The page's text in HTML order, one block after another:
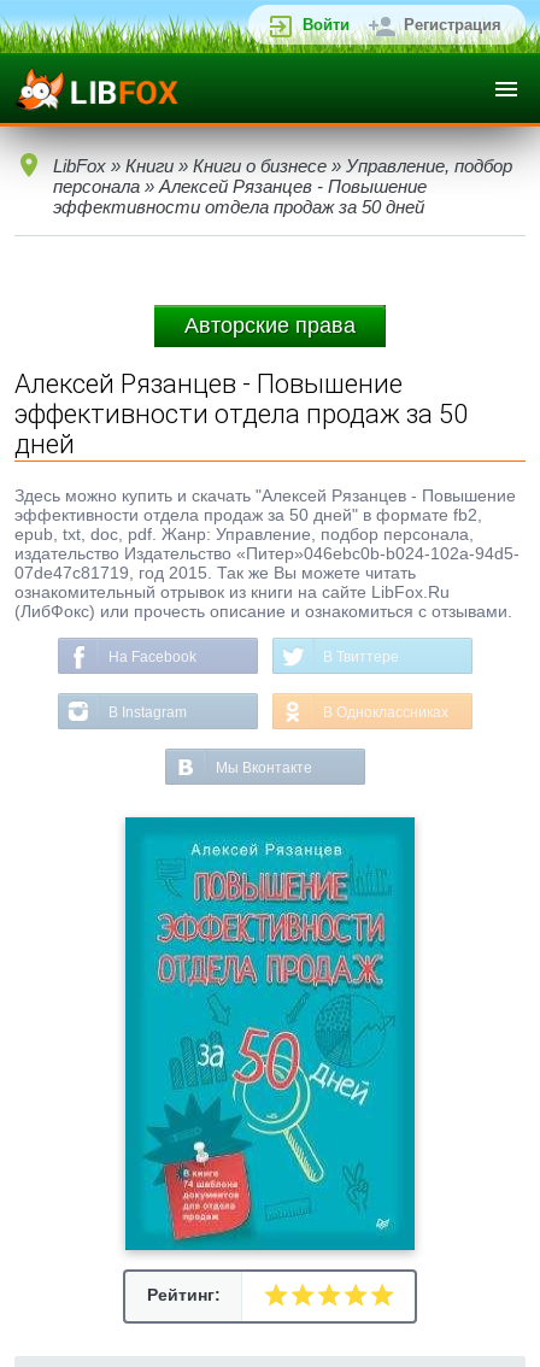
Войти Регистрация
LibFox » Книги » Книги о бизнесе » Управление, подбор
персонала » Алексей Рязанцев - Повышение
эффективности отдела продаж за 50 дней
Авторские права
Алексей Рязанцев - Повышение
эффективности отдела продаж за 50
дней
Здесь можно купить и скачать "Алексей Рязанцев - Повышение
эффективности отдела продаж за 50 дней" в формате fb2,
epub, txt, doc, pdf. Жанр: Управление, подбор персонала,
издательство Издательство «Питер»046ebc0b-b024-102a-94d5-
07de47c81719, год 2015. Так же Вы можете читать
ознакомительный отрывок из книги на сайте LibFox.Ru
(ЛибФокс) или прочесть описание и ознакомиться с отзывами.
На Facebook В Твиттере
В Instagram В Одноклассниках
Мы Вконтакте
Рейтинг: